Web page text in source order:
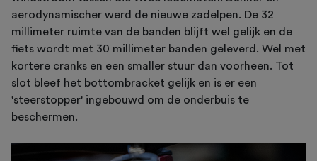
aerodynamischer werd de nieuwe zadelpen. De 32
millimeter ruimte van de banden blijft wel gelijk en de
fiets wordt met 30 millimeter banden geleverd. Wel met
kortere cranks en een smaller stuur dan voorheen. Tot
slot bleef het bottombracket gelijk en is er een
'steerstopper' ingebouwd om de onderbuis te
beschermen.